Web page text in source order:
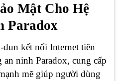
Mật Cho Hệ
Paradox
kết nối Internet tiên
ninh Paradox, cung cấp
mẽ giúp người dùng